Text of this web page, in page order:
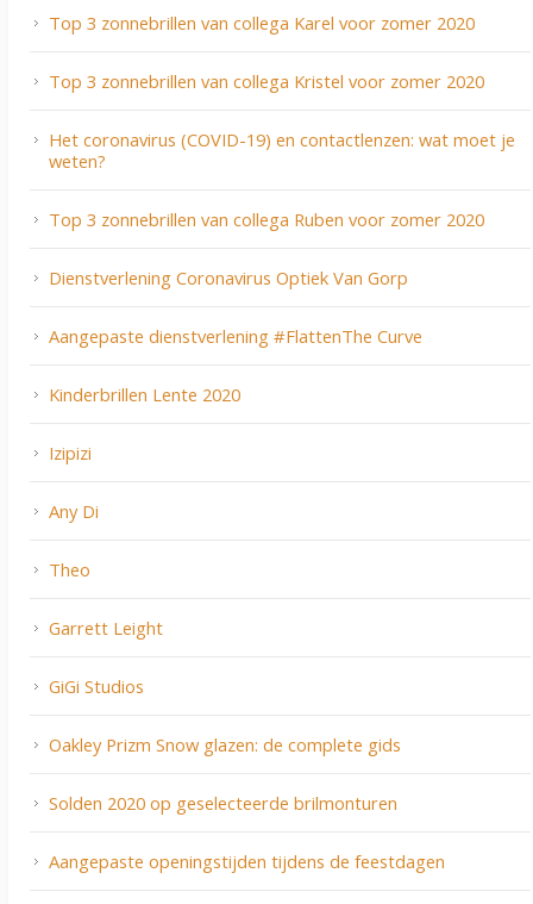
Top 3 zonnebrillen van collega Karel voor zomer 2020
Top 3 zonnebrillen van collega Kristel voor zomer 2020
Het coronavirus (COVID-19) en contactlenzen: wat moet je
weten?
Top 3 zonnebrillen van collega Ruben voor zomer 2020
Dienstverlening Coronavirus Optiek Van Gorp
Aangepaste dienstverlening #FlattenThe Curve
Kinderbrillen Lente 2020
Izipizi
Any Di
Theo
Garrett Leight
GiGi Studios
Oakley Prizm Snow glazen: de complete gids
Solden 2020 op geselecteerde brilmonturen
Aangepaste openingstijden tijdens de feestdagen